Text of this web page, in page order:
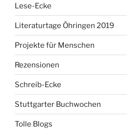
Lese-Ecke
Literaturtage Öhringen 2019
Projekte für Menschen
Rezensionen
Schreib-Ecke
Stuttgarter Buchwochen
Tolle Blogs